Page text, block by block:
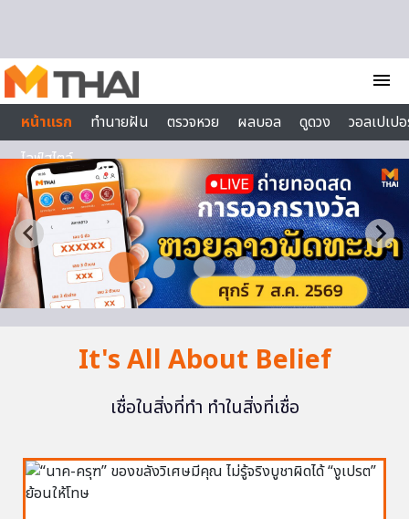
menu
หน้าแรก
ทำนายฝัน ตรวจหวย ผลบอล ดูดวง
วอลเปเป
ไลฟ์สไตล์
It's All About Belief
เชื่อในสิ่งที่ทำ ทำในสิ่งที่เชื่อ